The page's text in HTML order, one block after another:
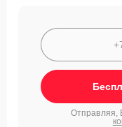
Отправляя,